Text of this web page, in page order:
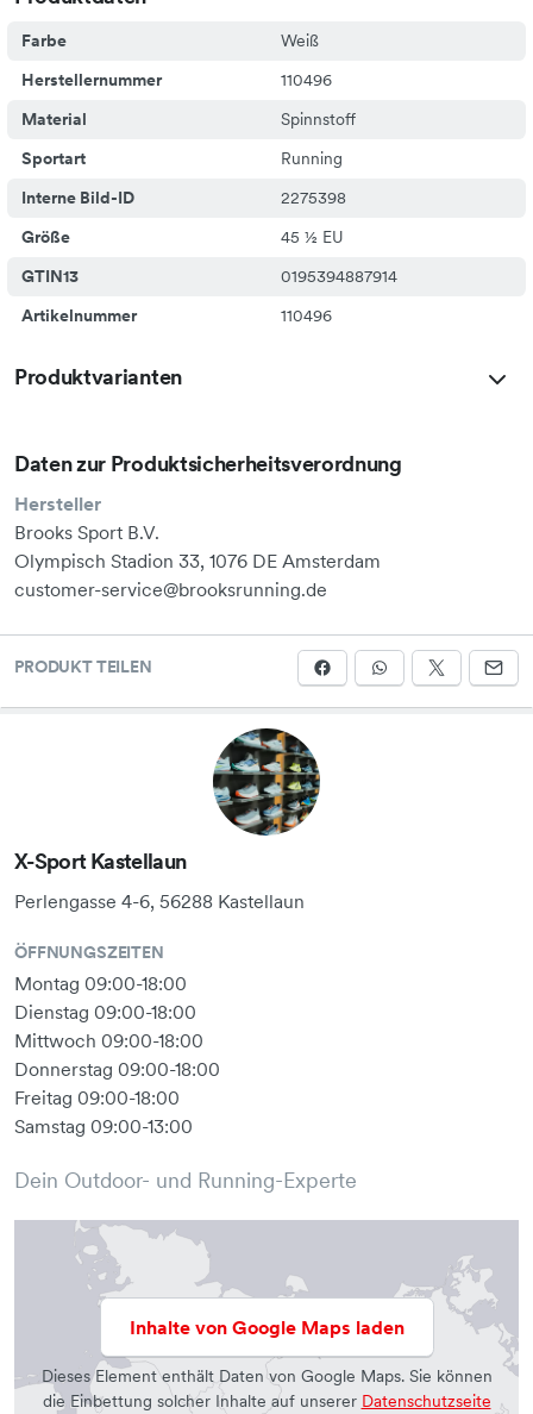
und eine höhere Dynamik.
Farbe
Weiß
Herstellernummer
110496
Material
Spinnstoff
Sportart
Running
Interne Bild-ID
2275398
Größe
45 ½ EU
GTIN13
0195394887914
Artikelnummer
110496
Produktvarianten
Daten zur Produktsicherheitsverordnung
Hersteller
Brooks Sport B.V.
Olympisch Stadion 33, 1076 DE Amsterdam
customer-service@brooksrunning.de
PRODUKT TEILEN
X-Sport Kastellaun
Perlengasse 4-6, 56288 Kastellaun
ÖFFNUNGSZEITEN
Montag 09:00-18:00
Dienstag 09:00-18:00
Mittwoch 09:00-18:00
Donnerstag 09:00-18:00
Freitag 09:00-18:00
Samstag 09:00-13:00
Dein Outdoor- und Running-Experte
Inhalte von Google Maps laden
Dieses Element enthält Daten von Google Maps. Sie können
die Einbettung solcher Inhalte auf unserer Datenschutzseite